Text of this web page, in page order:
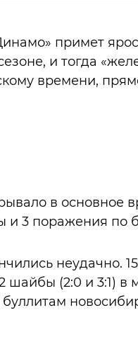
примет
и тогда
времени,
в основное
и 3 поражения по
неудачно.
шайбы (2:0 и 3:1) в